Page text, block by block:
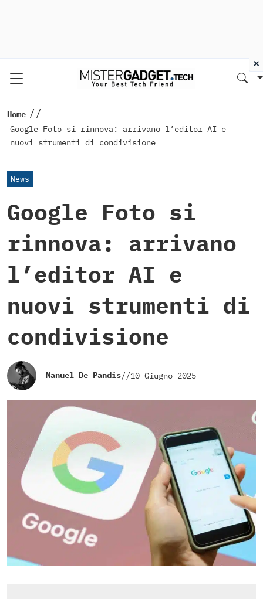
Home //
Google Foto si rinnova: arrivano l’editor AI e
nuovi strumenti di condivisione
News
Google Foto si
rinnova: arrivano
l’editor AI e
nuovi strumenti di
condivisione
Manuel De Pandis//10 Giugno 2025
×